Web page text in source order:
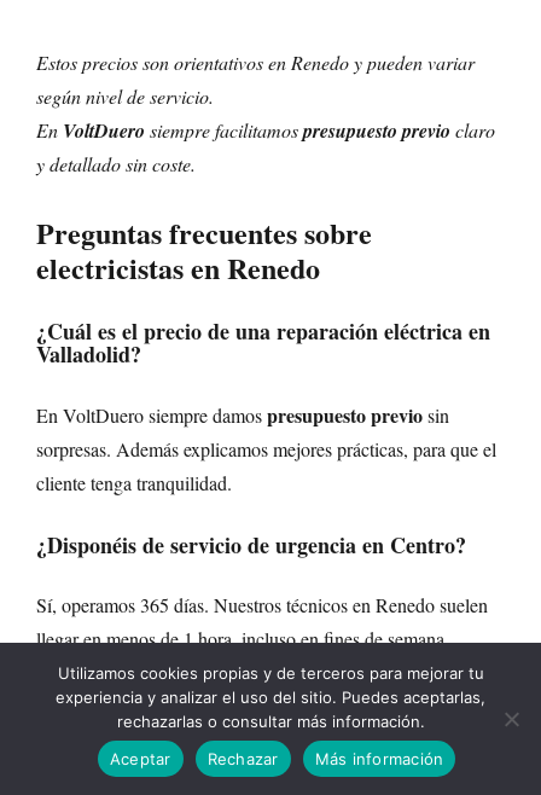
Estos precios son orientativos en Renedo y pueden variar
según nivel de servicio.
En VoltDuero siempre facilitamospresupuesto previo claro
y detallado sin coste.
Preguntas frecuentes sobre
electricistasen Renedo
¿Cuál es el precio de una reparación eléctrica en
Valladolid?
En VoltDuero siempre damospresupuesto previosin
sorpresas. Además explicamos mejores prácticas, para que el
cliente tenga tranquilidad.
¿Disponéis de servicio de urgencia en Centro?
Sí, operamos 365 días. Nuestros técnicos en Renedo suelen
llegar en menos de 1 hora, incluso en fines de semana.
¿Dais servicio en mi localidad?
Al recibir el aviso confirmamos tiempo estimado. En
Utilizamos cookies propias y de terceros para mejorar tu
experiencia y analizar el uso del sitio. Puedes aceptarlas,
rechazarlas o consultar más información.
Aceptar
Rechazar Más información
¡LLAMAR YA!